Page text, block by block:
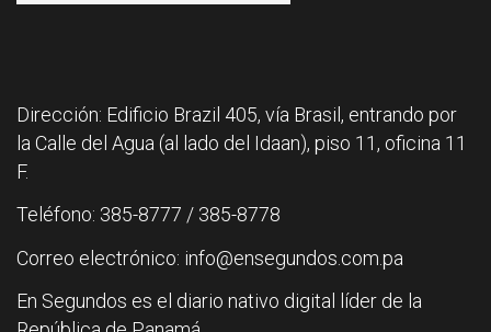
Dirección: Edificio Brazil 405, vía Brasil, entrando por
la Calle del Agua (al lado del Idaan), piso 11, oficina 11
F.
Teléfono: 385-8777 / 385-8778
Correo electrónico: info@ensegundos.com.pa
En Segundos es el diario nativo digital líder de la